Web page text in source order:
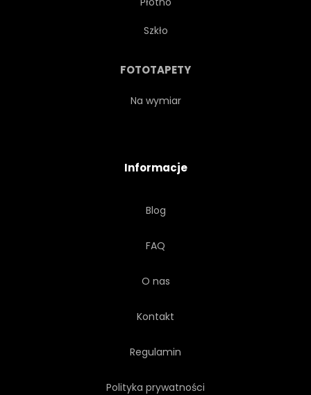
Szkło
FOTOTAPETY
Na wymiar
Informacje
Blog
FAQ
O nas
Kontakt
Regulamin
Polityka prywatności